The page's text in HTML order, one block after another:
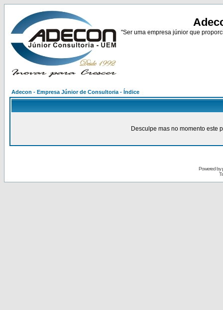
"Ser uma empresa júnior que
Adecon - Empresa Júnior de Consultoria - Índice
Desculpe mas no momento este
Powered by